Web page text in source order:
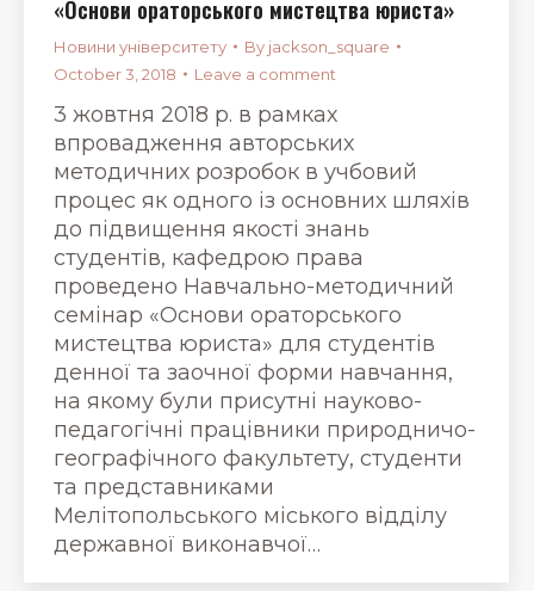
«Основи ораторського мистецтва юриста»
Новини університету By jackson_square
October 3, 2018
Leave a comment
3 жовтня 2018 р. в рамках
впровадження авторських
методичних розробок в учбовий
процес як одного із основних шляхів
до підвищення якості знань
студентів, кафедрою права
проведено Навчально-методичний
семінар «Основи ораторського
мистецтва юриста» для студентів
денної та заочної форми навчання,
на якому були присутні науково-
педагогічні працівники природничо-
географічного факультету, студенти
та представниками
Мелітопольського міського відділу
державної виконавчої…